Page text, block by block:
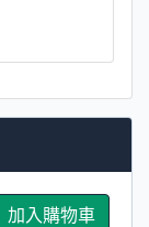
加入購物車